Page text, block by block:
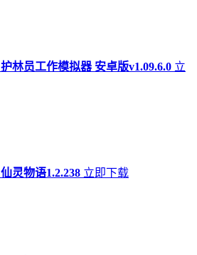
护林员工作模拟器 安卓版v1.09.6.0 立
仙灵物语1.2.238 立即下载